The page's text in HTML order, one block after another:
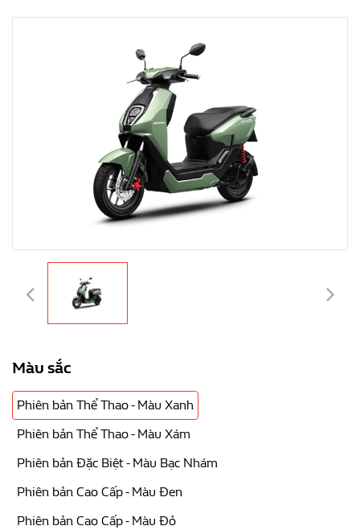
Màu sắc
Phiên bản Thể Thao - Màu Xanh
Phiên bản Thể Thao - Màu Xám
Phiên bản Đặc Biệt - Màu Bạc Nhám
Phiên bản Cao Cấp - Màu Đen
Phiên bản Cao Cấp - Màu Đỏ